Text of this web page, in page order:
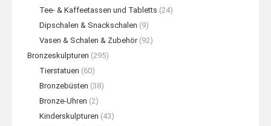
Tee- & Kaffeetassen und Tabletts (24)
Dipschalen & Snackschalen (9)
Vasen & Schalen & Zubehör (92)
Bronzeskulpturen (295)
Tierstatuen (60)
Bronzebüsten (38)
Bronze-Uhren (2)
Kinderskulpturen (43)